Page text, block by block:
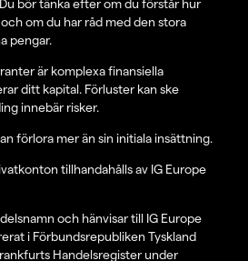
Du bör tänka efter om du förstår hur
om du har råd med den stora
pengar.
är komplexa finansiella
ditt kapital. Förluster kan ske
innebär risker.
förlora mer än sin initiala insättning.
tillhandahålls av IG Europe
och hänvisar till IG Europe
i Förbundsrepubliken Tyskland
Handelsregister under